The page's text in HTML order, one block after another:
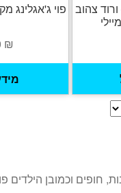
צהוב
פוי ג'אגלינג
₪
חופים וכמובן הילדים